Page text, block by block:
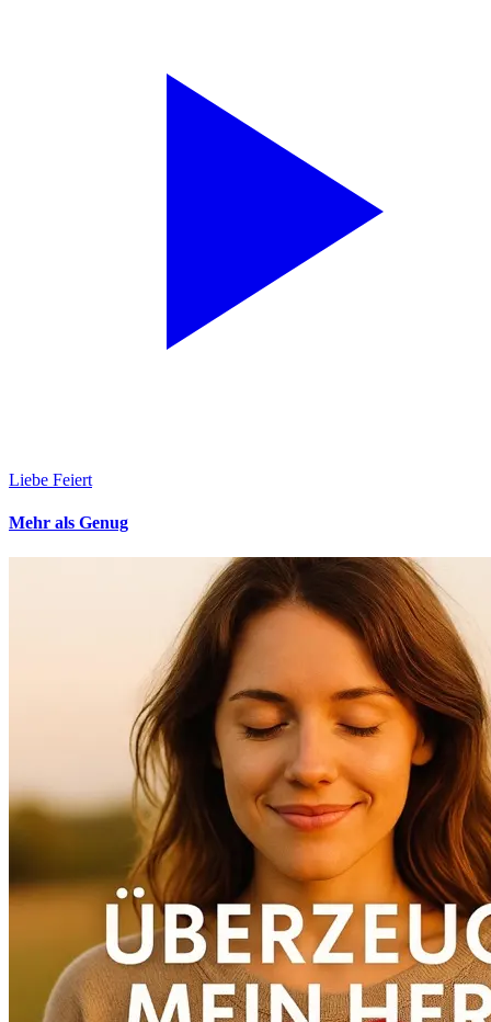
Liebe Feiert
Mehr als Genug